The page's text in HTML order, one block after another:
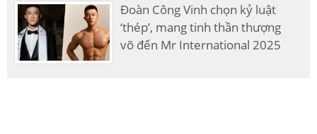
Đoàn Công Vinh chọn kỷ luật
‘thép’, mang tinh thần thượng
võ đến Mr International 2025